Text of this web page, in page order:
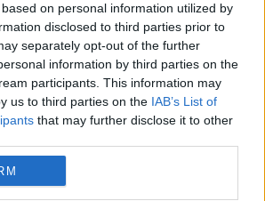
on personal information utilized by
disclosed to third parties prior to
separately opt-out of the further
information by third parties on the
participants. This information may
us to third parties on the IAB’s List of
that may further disclose it to other
aduce radioul în liceu
de la ora 10 incepe
speciale Zebra